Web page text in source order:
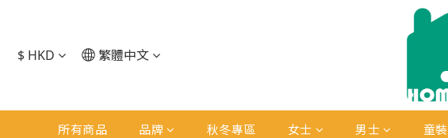
$ HKD 繁體中文
所有商品 品牌 秋冬專區 女士 男士 童裝